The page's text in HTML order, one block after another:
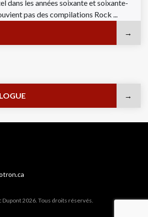
dans les années soixante et soixante-
pas des compilations Rock ...
Dupont 2026. Tous droits réservés.